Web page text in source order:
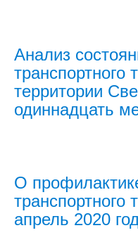
Анализ
транспортного
территории
одиннадцать
О
транспортного
апрель 2020